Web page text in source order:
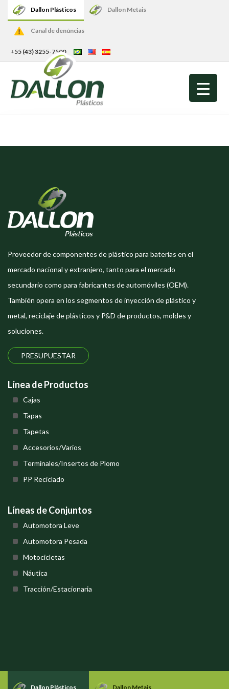
Dallon Plásticos Dallon Metais
Canal de denúncias
+55 (43) 3255-7500
Proveedor de componentes de plástico para baterías en el
mercado nacional y extranjero, tanto para el mercado
secundario como para fabricantes de automóviles (OEM).
También opera en los segmentos de inyección de plástico y
metal, reciclaje de plásticos y P&D de productos, moldes y
soluciones.
PRESUPUESTAR
Línea de Productos
Cajas
Tapas
Tapetas
Accesorios/Varios
Terminales/Insertos de Plomo
PP Reciclado
Líneas de Conjuntos
Automotora Leve
Automotora Pesada
Motocicletas
Náutica
Tracción/Estacionaria
Dallon Plásticos Dallon Metais